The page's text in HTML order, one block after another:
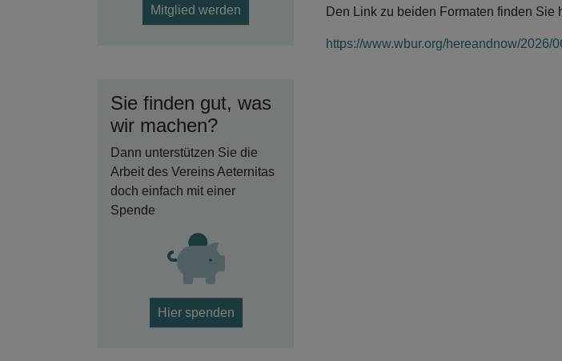
Mitglied werden
Sie finden gut, was
wir machen?
Dann unterstützen Sie die
Arbeit des Vereins Aeternitas
doch einfach mit einer
Spende
Hier spenden
Den Link zu beiden Formaten finden Sie
https://www.wbur.org/hereandnow/2026/